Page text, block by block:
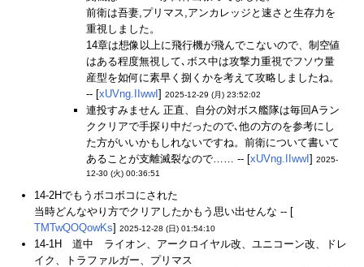
前衛は吾妻,プリマス,アンカレッジと速さと生存力を
重視しました。
14章は想像以上に飛行機が飛んでこないので、制空値
はある程度無視して､ボス中は攻撃力重視でフソウ量
産型を如何に素早く捌くかを考えて攻略しましたね。
-- [xUVng.IIwwI ] 2025-12-29 (月) 23:52:02
連投すみません 正直、自分の対ボス艦隊は毎回Aラン
ククリアで手探り中だったので､他の方のを参考にし
た方がいいかもしれないですね。前衛について書いて
あることが支離滅裂なので…… -- [xUVng.IIwwI ] 2025-
12-30 (火) 00:36:51
14-2Hでもうボコボコにされた
当時どんなやり方でクリアしたかもう思い出せんな -- [
TMTwQOQowKs] 2025-12-28 (日) 01:54:10
14-1H 道中 ライオン、アークロイヤル改、ユニコーン改、ドレ
イク、トラファルガー、プリマス